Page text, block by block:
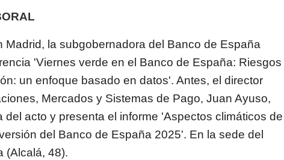
Madrid, la subgobernadora del Banco de España
'Viernes verde en el Banco de España: Riesgos
un enfoque basado en datos'. Antes, el director
Mercados y Sistemas de Pago, Juan Ayuso,
del acto y presenta el informe 'Aspectos climáticos de
del Banco de España 2025'. En la sede del
(Alcalá, 48).